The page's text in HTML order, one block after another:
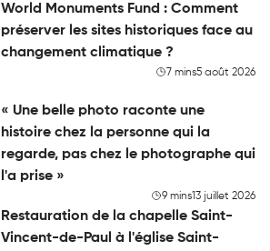
World Monuments Fund : Comment
préserver les sites historiques face au
changement climatique ?
7 mins5 août 2026
« Une belle photo raconte une
histoire chez la personne qui la
regarde, pas chez le photographe qui
l'a prise »
9 mins13 juillet 2026
Restauration de la chapelle Saint-
Vincent-de-Paul à l'église Saint-